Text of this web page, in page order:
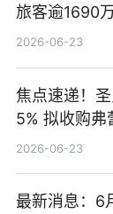
旅客逾1690
2026-06-23
焦点速递！
5% 拟收购弗
业务少数股权
2026-06-23
最新消息：6